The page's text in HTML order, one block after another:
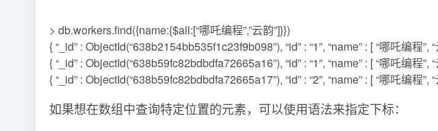
> db.workers.find({name:{$all:[“哪吒编程”,”云韵”]}})
{ “_id” : ObjectId(“638b2154bb535f1c23f9b098”), “id” : “1”, “name” : [ “哪吒编程”,
{ “_id” : ObjectId(“638b59fc82bdbdfa72665a16”), “id” : “1”, “name” : [ “哪吒编程”,
{ “_id” : ObjectId(“638b59fc82bdbdfa72665a17”), “id” : “2”, “name” : [ “哪吒编程”,
如果想在数组中查询特定位置的元素，可以使用语法来指定下标：